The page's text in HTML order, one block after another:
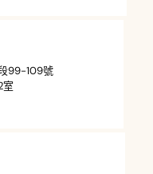
99-109號
室